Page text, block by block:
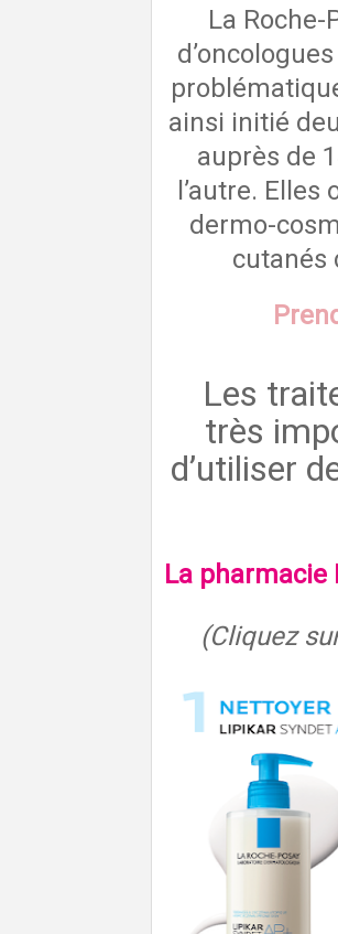
La
ainsi initié
auprès de
l’autre.
dermo-
cutanés
Les
très
d’utiliser
La
(Cliquez